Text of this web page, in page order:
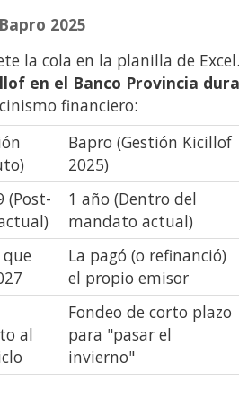
2025
la cola en la planilla de
en el Banco Provincia
financiero:
Bapro (Gestión Kicillof
2025)
(Post-
1 año (Dentro del
mandato actual)
que
La pagó (o refinanció)
el propio emisor
al
Fondeo de corto plazo
para "pasar el
invierno"